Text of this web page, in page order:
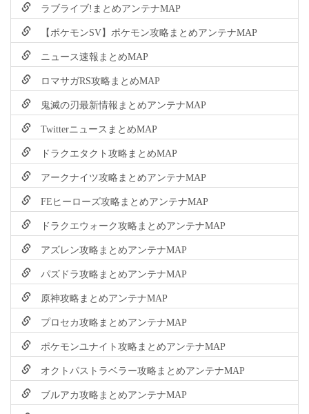
ラブライブ!まとめアンテナMAP
【ポケモンSV】ポケモン攻略まとめアンテナMAP
ニュース速報まとめMAP
ロマサガRS攻略まとめMAP
鬼滅の刃最新情報まとめアンテナMAP
TwitterニュースまとめMAP
ドラクエタクト攻略まとめMAP
アークナイツ攻略まとめアンテナMAP
FEヒーローズ攻略まとめアンテナMAP
ドラクエウォーク攻略まとめアンテナMAP
アズレン攻略まとめアンテナMAP
パズドラ攻略まとめアンテナMAP
原神攻略まとめアンテナMAP
プロセカ攻略まとめアンテナMAP
ポケモンユナイト攻略まとめアンテナMAP
オクトパストラベラー攻略まとめアンテナMAP
ブルアカ攻略まとめアンテナMAP